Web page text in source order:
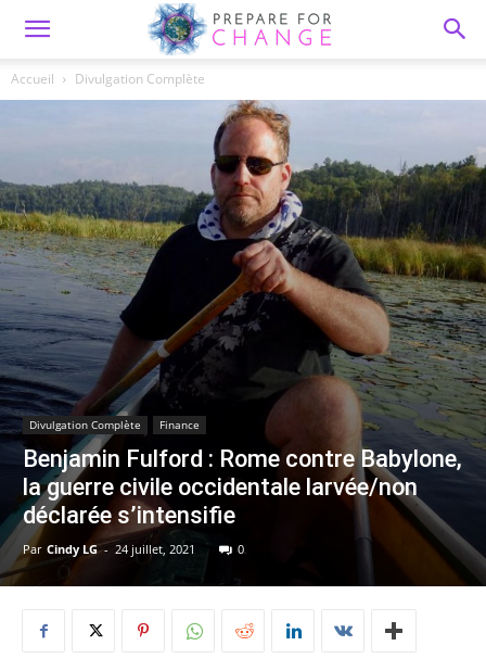
Accueil Divulgation Complète
Divulgation Complète Finance
Benjamin Fulford : Rome contre Babylone,
la guerre civile occidentale larvée/non
déclarée s’intensifie
Par Cindy LG - 24 juillet, 2021 0